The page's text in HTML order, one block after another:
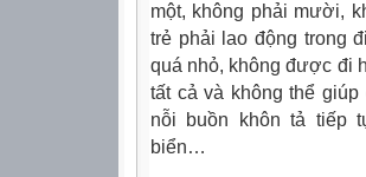
một, không phải mười,
trẻ phải lao động trong
quá nhỏ, không được đi
tất cả và không thể
nỗi buồn khôn tả tiếp
biển…